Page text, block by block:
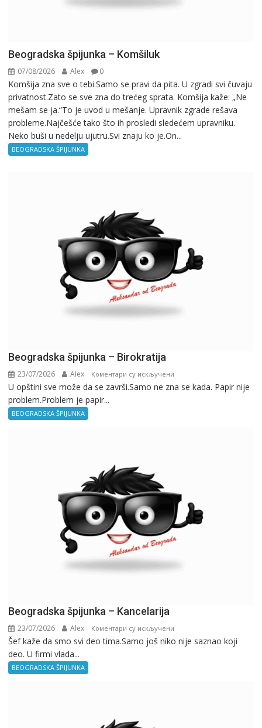
Beogradska špijunka – Komšiluk
07/08/2026 Alex 0
Komšija zna sve o tebi.Samo se pravi da pita. U zgradi svi čuvaju
privatnost.Zato se sve zna do trećeg sprata. Komšija kaže: „Ne
mešam se ja.“To je uvod u mešanje. Upravnik zgrade rešava
probleme.Najčešće tako što ih prosledi sledećem upravniku.
Neko buši u nedelju ujutru.Svi znaju ko je.On...
BEOGRADSKA ŠPIJUNKA
Beogradska špijunka – Birokratija
23/07/2026 Alex Коментари су искључени
Beogradska
U opštini sve može da se završi.Samo ne zna se kada. Papir nije
problem.Problem je papir...
BEOGRADSKA ŠPIJUNKA
Beogradska špijunka – Kancelarija
23/07/2026 Alex Коментари су искључени
Beogradska
Šef kaže da smo svi deo tima.Samo još niko nije saznao koji
deo. U firmi vlada...
BEOGRADSKA ŠPIJUNKA